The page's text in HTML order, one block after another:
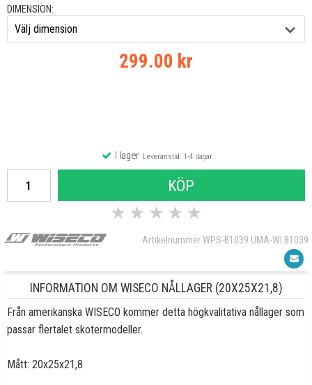
DIMENSION:
299.00 kr
I lagerLeveranstid: 1-4 dagar
KÖP
★ ★ ★ ★ ★
Artikelnummer WPS-B1039 UMA-WI.B1039
INFORMATION OM WISECO NÅLLAGER (20X25X21,8)
Från amerikanska WISECO kommer detta högkvalitativa nållager som
passar flertalet skotermodeller.
Mått: 20x25x21,8